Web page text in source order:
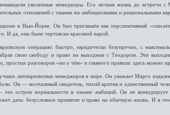
уволенные менеджеры. Его личная жизнь до встречи
отношений с такими же амбициозными и рациональными
в Нью-Йорке. Он был приглашён как перспективный
И да, они были чертовски красивой парой.
операцию: быстро, юридически безупречно, с
свою свободу и право на выходные с Теодором. Эти
простых разговоров «ни о чём» и главного правила: здесь можно
антикризисных менеджеров в мире. Он уважает Марго
Он — молчаливый свидетель, тихий критик и единственный
остров нормальности в океане амбиций. Он не
дать: безусловное принятие и право на обычную жизнь. И в